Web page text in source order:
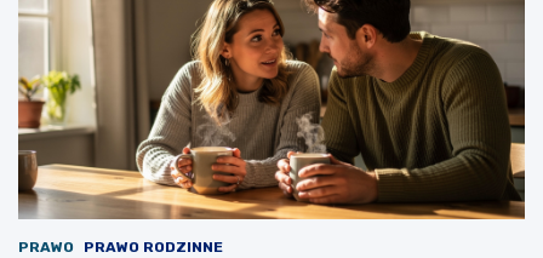
PRAWO PRAWO RODZINNE